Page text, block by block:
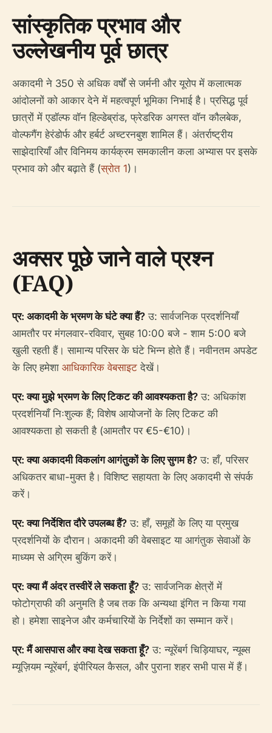
सांस्कृतिक प्रभाव और
उल्लेखनीय पूर्व छात्र
अकादमी ने 350 से अधिक वर्षों से जर्मनी और यूरोप में कलात्मक
आंदोलनों को आकार देने में महत्वपूर्ण भूमिका निभाई है। प्रसिद्ध पूर्व
छात्रों में एडॉल्फ वॉन हिल्डेब्रांड, फ्रेडरिक अगस्त वॉन कौलबेक,
वोल्फगैंग हेरंडोर्फ और हर्बर्ट अच्टरनबुश शामिल हैं। अंतर्राष्ट्रीय
साझेदारियाँ और विनिमय कार्यक्रम समकालीन कला अभ्यास पर इसके
प्रभाव को और बढ़ाते हैं (स्रोत 1)।
अक्सर पूछे जाने वाले प्रश्न
(FAQ)
प्र: अकादमी के भ्रमण के घंटे क्या हैं? उ: सार्वजनिक प्रदर्शनियाँ
आमतौर पर मंगलवार-रविवार, सुबह 10:00 बजे - शाम 5:00 बजे
खुली रहती हैं। सामान्य परिसर के घंटे भिन्न होते हैं। नवीनतम अपडेट
के लिए हमेशा आधिकारिक वेबसाइट देखें।
प्र: क्या मुझे भ्रमण के लिए टिकट की आवश्यकता है? उ: अधिकांश
प्रदर्शनियाँ निःशुल्क हैं; विशेष आयोजनों के लिए टिकट की
आवश्यकता हो सकती है (आमतौर पर €5-€10)।
प्र: क्या अकादमी विकलांग आगंतुकों के लिए सुगम है? उ: हाँ, परिसर
अधिकतर बाधा-मुक्त है। विशिष्ट सहायता के लिए अकादमी से संपर्क
करें।
प्र: क्या निर्देशित दौरे उपलब्ध हैं? उ: हाँ, समूहों के लिए या प्रमुख
प्रदर्शनियों के दौरान। अकादमी की वेबसाइट या आगंतुक सेवाओं के
माध्यम से अग्रिम बुकिंग करें।
प्र: क्या मैं अंदर तस्वीरें ले सकता हूँ? उ: सार्वजनिक क्षेत्रों में
फोटोग्राफी की अनुमति है जब तक कि अन्यथा इंगित न किया गया
हो। हमेशा साइनेज और कर्मचारियों के निर्देशों का सम्मान करें।
प्र: मैं आसपास और क्या देख सकता हूँ? उ: न्यूरेंबर्ग चिड़ियाघर, न्यूब्स
म्यूज़ियम न्यूरेंबर्ग, इंपीरियल कैसल, और पुराना शहर सभी पास में हैं।